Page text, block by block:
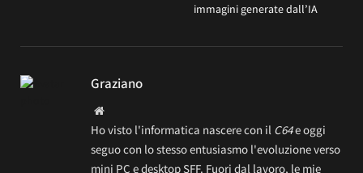
immagini generate dall’IA
Graziano
Website
Ho visto l'informatica nascere con il C64e oggi
seguo con lo stesso entusiasmo l'evoluzione verso
mini PC e desktop SFF. Fuori dal lavoro, le mie